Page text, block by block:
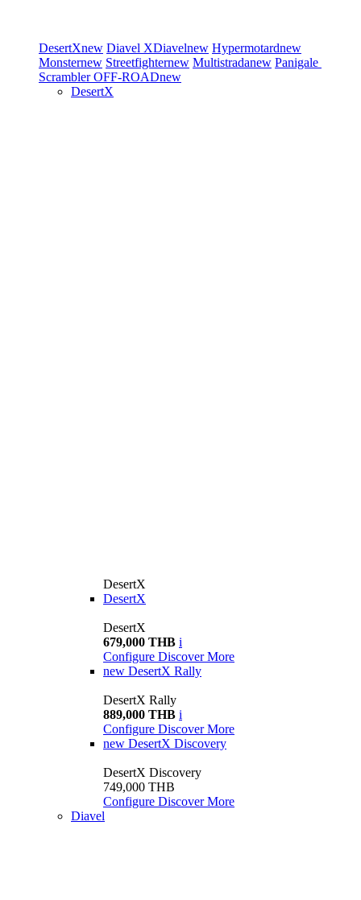
DesertXnew Diavel XDiavelnew Hypermotardnew
Monsternew Streetfighternew Multistradanew Panigale
ScramblerOFF-ROADnew
DesertX
DesertX
DesertX
DesertX
679,000 THB i
Configure Discover More
new DesertX Rally
DesertX Rally
889,000 THB i
Configure Discover More
new DesertX Discovery
DesertX Discovery
749,000 THB
Configure Discover More
Diavel